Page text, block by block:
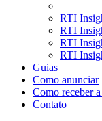
RTI
RTI
RTI
RTI
Guias
Como anunciar
Como receber
Contato